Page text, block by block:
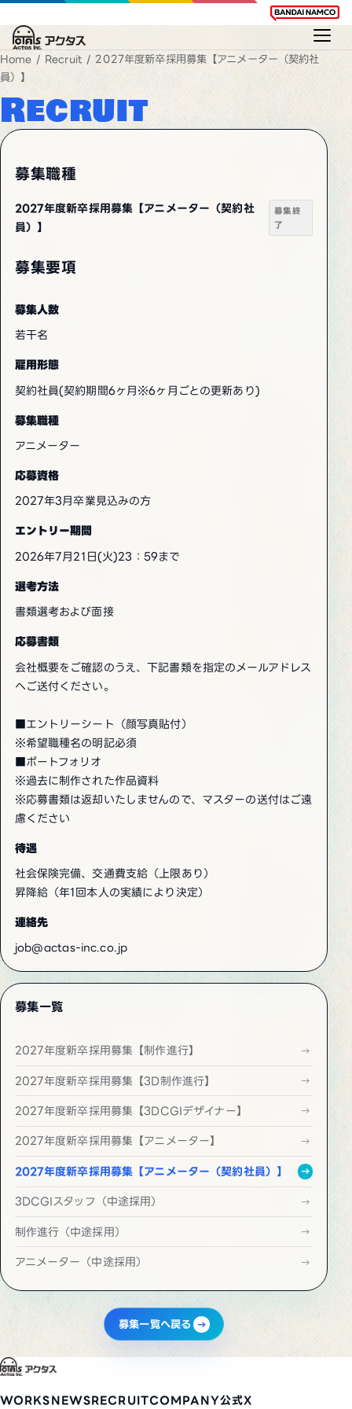
Home / Recruit / 2027年度新卒採用募集【アニメーター（契約社
員）】
Recruit
募集職種
2027年度新卒採用募集【アニメーター（契約社
員）】
募集終
了
募集要項
募集人数
若干名
雇用形態
契約社員(契約期間6ヶ月※6ヶ月ごとの更新あり)
募集職種
アニメーター
応募資格
2027年3月卒業見込みの方
エントリー期間
2026年7月21日(火)23：59まで
選考方法
書類選考および面接
応募書類
会社概要をご確認のうえ、下記書類を指定のメールアドレス
へご送付ください。
■エントリーシート（顔写真貼付）
※希望職種名の明記必須
■ポートフォリオ
※過去に制作された作品資料
※応募書類は返却いたしませんので、マスターの送付はご遠
慮ください
待遇
社会保険完備、交通費支給（上限あり）
昇降給（年1回本人の実績により決定）
連絡先
job@actas-inc.co.jp
募集一覧
2027年度新卒採用募集【制作進行】
2027年度新卒採用募集【3D制作進行】
2027年度新卒採用募集【3DCGIデザイナー】
2027年度新卒採用募集【アニメーター】
2027年度新卒採用募集【アニメーター（契約社員）】
3DCGIスタッフ（中途採用）
制作進行（中途採用）
アニメーター（中途採用）
募集一覧へ戻る
WORKS NEWSRECRUITCOMPANY公式X